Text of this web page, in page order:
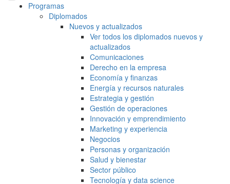
Programas
Diplomados
Nuevos y actualizados
Ver todos los diplomados nuevos y
actualizados
Comunicaciones
Derecho en la empresa
Economía y finanzas
Energía y recursos naturales
Estrategia y gestión
Gestión de operaciones
Innovación y emprendimiento
Marketing y experiencia
Negocios
Personas y organización
Salud y bienestar
Sector público
Tecnología y data science